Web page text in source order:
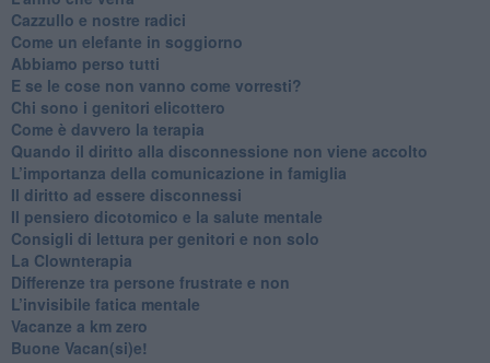
​Cazzullo e nostre radici
​Come un elefante in soggiorno
​Abbiamo perso tutti
E se le cose non vanno come vorresti?
​Chi sono i genitori elicottero
Come è davvero la terapia
Quando il diritto alla disconnessione non viene accolto
​L’importanza della comunicazione in famiglia
​Il diritto ad essere disconnessi
​Il pensiero dicotomico e la salute mentale
​Consigli di lettura per genitori e non solo
​La Clownterapia
​Differenze tra persone frustrate e non
L’invisibile fatica mentale
Vacanze a km zero
​Buone Vacan(si)e!